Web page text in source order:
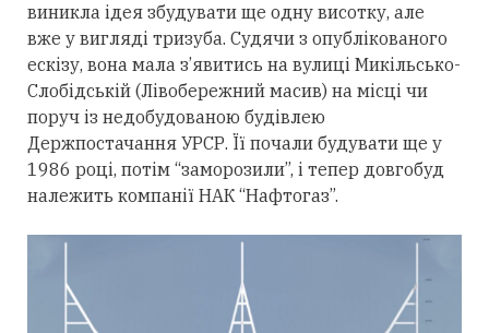
виникла ідея збудувати ще одну висотку, але
вже у вигляді тризуба. Судячи з опублікованого
ескізу, вона мала з’явитись на вулиці Микільсько-
Слобідській (Лівобережний масив) на місці чи
поруч із недобудованою будівлею
Держпостачання УРСР. Її почали будувати ще у
1986 році, потім “заморозили”, і тепер довгобуд
належить компанії НАК “Нафтогаз”.